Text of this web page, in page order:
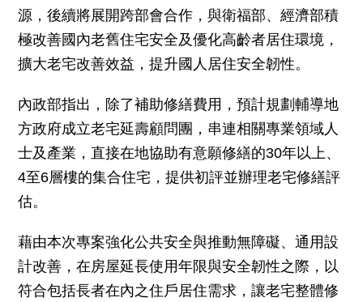
源，後續將展開跨部會合作，與衛福部、經濟部積
極改善國內老舊住宅安全及優化高齡者居住環境，
擴大老宅改善效益，提升國人居住安全韌性。
內政部指出，除了補助修繕費用，預計規劃輔導地
方政府成立老宅延壽顧問團，串連相關專業領域人
士及產業，直接在地協助有意願修繕的30年以上、
4至6層樓的集合住宅，提供初評並辦理老宅修繕評
估。
藉由本次專案強化公共安全與推動無障礙、通用設
計改善，在房屋延長使用年限與安全韌性之際，以
符合包括長者在內之住戶居住需求，讓老宅整體修